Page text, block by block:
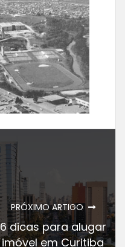
PRÓXIMO ARTIGO
6 dicas para alugar
imóvel em Curitiba